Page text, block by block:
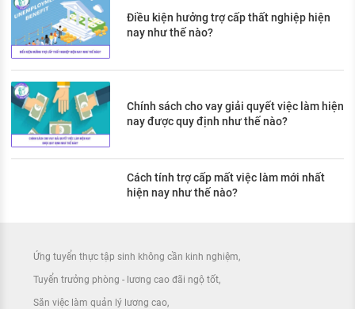
Điều kiện hưởng trợ cấp thất nghiệp hiện
nay như thế nào?
Chính sách cho vay giải quyết việc làm hiện
nay được quy định như thế nào?
Cách tính trợ cấp mất việc làm mới nhất
hiện nay như thế nào?
Ứng tuyển thực tập sinh không cần kinh nghiệm
Tuyển trưởng phòng - lương cao đãi ngộ tốt
Săn việc làm quản lý lương cao